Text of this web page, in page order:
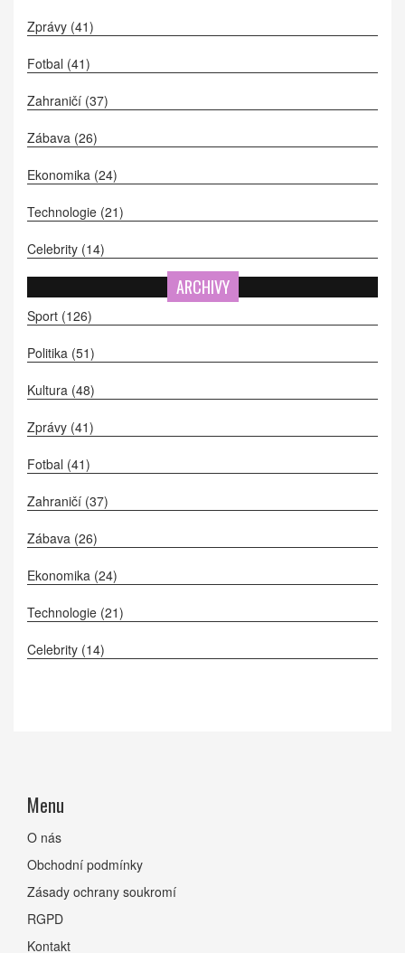
Zprávy (41)
Fotbal (41)
Zahraničí (37)
Zábava (26)
Ekonomika (24)
Technologie (21)
Celebrity (14)
ARCHIVY
Sport (126)
Politika (51)
Kultura (48)
Zprávy (41)
Fotbal (41)
Zahraničí (37)
Zábava (26)
Ekonomika (24)
Technologie (21)
Celebrity (14)
Menu
O nás
Obchodní podmínky
Zásady ochrany soukromí
RGPD
Kontakt